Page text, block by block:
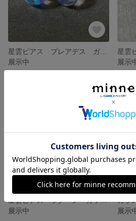
展示中
展示
星雲ピアス ラグーン ガラスピアス
展示中
ガラ
展示